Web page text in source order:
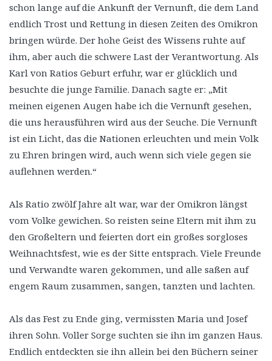
schon lange auf die Ankunft der Vernunft, die dem Land
endlich Trost und Rettung in diesen Zeiten des Omikron
bringen würde. Der hohe Geist des Wissens ruhte auf
ihm, aber auch die schwere Last der Verantwortung. Als
Karl von Ratios Geburt erfuhr, war er glücklich und
besuchte die junge Familie. Danach sagte er: „Mit
meinen eigenen Augen habe ich die Vernunft gesehen,
die uns herausführen wird aus der Seuche. Die Vernunft
ist ein Licht, das die Nationen erleuchten und mein Volk
zu Ehren bringen wird, auch wenn sich viele gegen sie
auflehnen werden.“
Als Ratio zwölf Jahre alt war, war der Omikron längst
vom Volke gewichen. So reisten seine Eltern mit ihm zu
den Großeltern und feierten dort ein großes sorgloses
Weihnachtsfest, wie es der Sitte entsprach. Viele Freunde
und Verwandte waren gekommen, und alle saßen auf
engem Raum zusammen, sangen, tanzten und lachten.
Als das Fest zu Ende ging, vermissten Maria und Josef
ihren Sohn. Voller Sorge suchten sie ihn im ganzen Haus.
Endlich entdeckten sie ihn allein bei den Büchern seiner